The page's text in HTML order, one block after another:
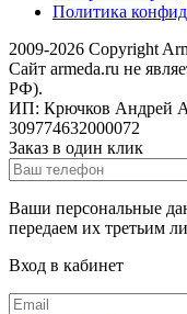
Политика
2009-2026 Copyright
Сайт armeda.ru не
РФ).
ИП: Крючков Андрей
309774632000072
Заказ в один клик
Ваши персональные
передаем их третьим
Вход в кабинет